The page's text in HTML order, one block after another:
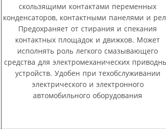
скользящими контактами переменных
конденсаторов, контактными панелями и
Предохраняет от стирания и спекания
контактных площадок и движков. Может
исполнять роль легкого смазывающего
средства для электромеханических
устройств. Удобен при техобслуживании
электрического и электронного
автомобильного оборудования